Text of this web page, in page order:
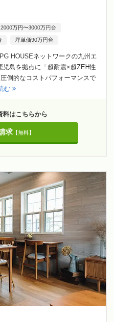
2000万円〜3000万円台
坪単価90万円台
HOUSEネットワークの九州エ
児島を拠点に「超耐震×超ZEH性
倒的なコストパフォーマンスで
む
料はこちらから
求【無料】